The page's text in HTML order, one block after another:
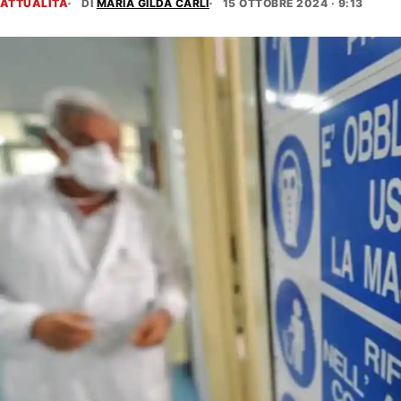
ATTUALITÀ DI MARIA GILDA CARLI 15 OTTOBRE 2024 · 9:13